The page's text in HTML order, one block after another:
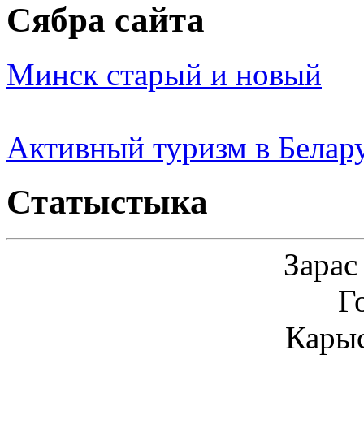
Сябра сайта
Минск старый и новый
Активный туризм в
Статыстыка